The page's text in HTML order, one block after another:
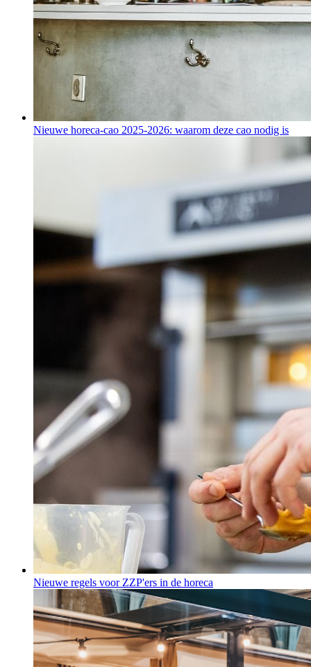
Nieuwe horeca-cao 2025-2026: waarom deze cao nodig is
Nieuwe regels voor ZZP'ers in de horeca